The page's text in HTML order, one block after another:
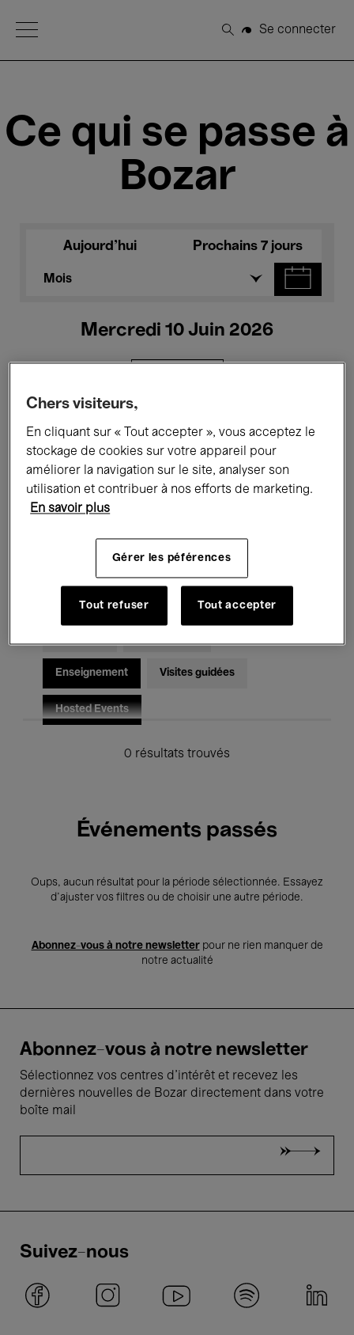
Open Menu
Rechercher
Se connecter
Ce qui se passe à
Bozar
Aujourd'hui Prochains 7 jours
Mois
Mercredi 10 Juin 2026
Tous les événements Concerts
Expositions Performances
Rencontres & Débats
Musique classique Global Music
Enseignement Visites guidées
Hosted Events
0 résultats trouvés
Événements passés
Oups, aucun résultat pour la période sélectionnée. Essayez
d’ajuster vos filtres ou de choisir une autre période.
Abonnez-vous à notre newsletterpour ne rien manquer de
notre actualité
Abonnez-vous à notre newsletter
Sélectionnez vos centres d'intérêt et recevez les
dernières nouvelles de Bozar directement dans votre
boîte mail
Suivez-nous
Chers visiteurs,
En cliquant sur « Tout accepter », vous acceptez le
stockage de cookies sur votre appareil pour
améliorer la navigation sur le site, analyser son
utilisation et contribuer à nos efforts de marketing.
En savoir plus
Gérer les péférences
Tout refuser Tout accepter